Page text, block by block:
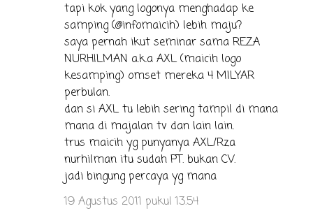
tapi kok yang logonya menghadap ke
samping (@infomaicih) lebih maju?
saya pernah ikut seminar sama REZA
NURHILMAN a.k.a AXL (maicih logo
kesamping) omset mereka 4 MILYAR
perbulan.
dan si AXL tu lebih sering tampil di mana
mana di majalan tv dan lain lain.
trus maicih yg punyanya AXL/Rza
nurhilman itu sudah PT. bukan CV.
jadi bingung percaya yg mana
19 Agustus 2011 pukul 13.54